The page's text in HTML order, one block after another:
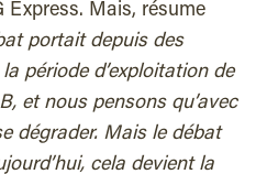
Express. Mais, résume
portait depuis des
période d’exploitation de
et nous pensons qu’avec
dégrader. Mais le débat
cela devient la